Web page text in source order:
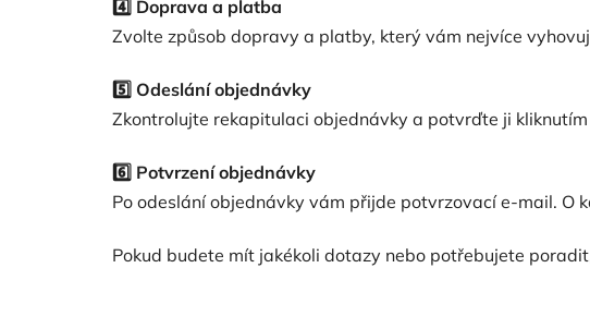
4️⃣ Doprava a platba
Zvolte způsob dopravy a platby, který vám nejvíce
5️⃣ Odeslání objednávky
Zkontrolujte rekapitulaci objednávky a potvrďte ji kliknutím
6️⃣ Potvrzení objednávky
Po odeslání objednávky vám přijde potvrzovací e-mail. O
Pokud budete mít jakékoli dotazy nebo potřebujete